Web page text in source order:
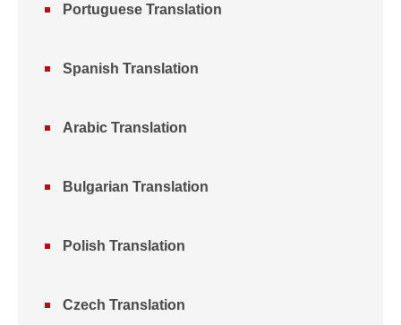
Portuguese Translation
Spanish Translation
Arabic Translation
Bulgarian Translation
Polish Translation
Czech Translation